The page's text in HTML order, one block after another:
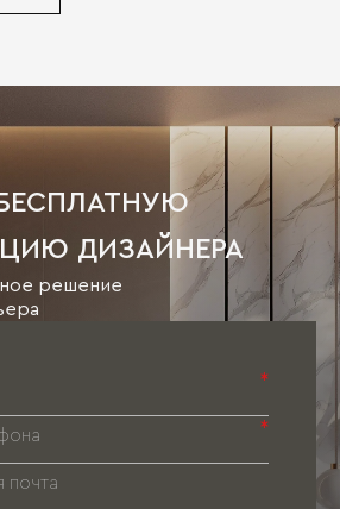
ДИЗАЙНЕРА
решение
*
*